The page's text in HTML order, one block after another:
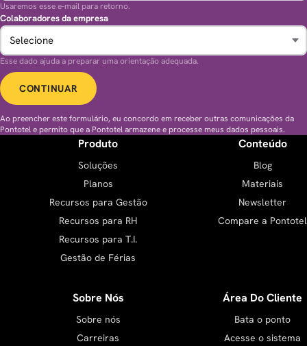
Usaremos esse e-mail para retorno.
Colaboradores da empresa
Esse dado ajuda a preparar uma orientação adequada.
CONTINUAR
Ao preencher este formulário, eu concordo em receber outras comunicações da
Pontotel e permito que a Pontotel armazene e processe meus dados pessoais.
Produto
Soluções
Planos
Recursos para Gestão
Recursos para RH
Recursos para T.I.
Gestão de Férias
Conteúdo
Blog
Materiais
Newsletter
Compare a Pontotel
Sobre Nós
Sobre nós
Carreiras
Área Do Cliente
Bata o ponto
Acesse o sistema